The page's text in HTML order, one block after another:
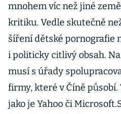
mnohem víc než jiné
kritiku. Vedle skutečně
šíření dětské pornografie
i politicky citlivý obsah.
musí s úřady
firmy, které v Číně
jako je Yahoo či